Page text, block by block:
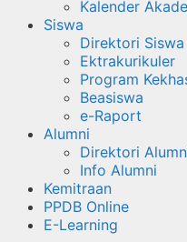
Kalender
Siswa
Direktori Siswa
Ektrakurikuler
Program
Beasiswa
e-Raport
Alumni
Direktori
Info Alumni
Kemitraan
PPDB Online
E-Learning